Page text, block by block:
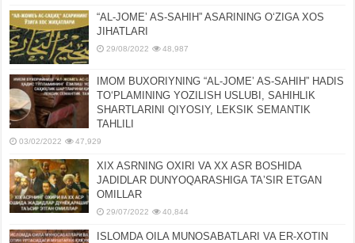
“AL-JOMEʼ AS-SAHIH” ASARINING OʻZIGA XOS
JIHATLARI
29/08/2022 48,987
IMOM BUXORIYNING “AL-JOMEʼ AS-SAHIH” HADIS
TOʻPLAMINING YOZILISH USLUBI, SAHIHLIK
SHARTLARINI QIYOSIY, LЕKSIK SЕMANTIK
TAHLILI
03/02/2022 47,929
XIX ASRNING OXIRI VA XX ASR BOSHIDA
JADIDLAR DUNYOQARASHIGA TAʼSIR ETGAN
OMILLAR
29/07/2022 40,844
ISLOMDA OILA MUNOSABATLARI VA ER-XOTIN